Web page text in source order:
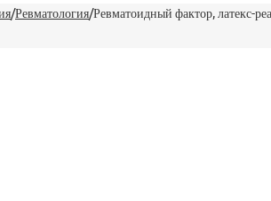
/Ревматология/Ревматоидный фактор, латекс-